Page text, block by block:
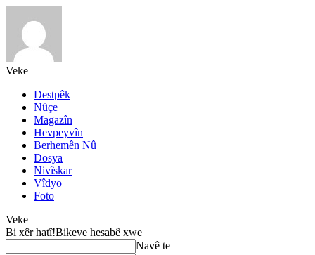
Veke
Destpêk
Nûçe
Magazîn
Hevpeyvîn
Berhemên Nû
Dosya
Nivîskar
Vîdyo
Foto
Veke
Bi xêr hatî!Bikeve hesabê xwe
Navê te